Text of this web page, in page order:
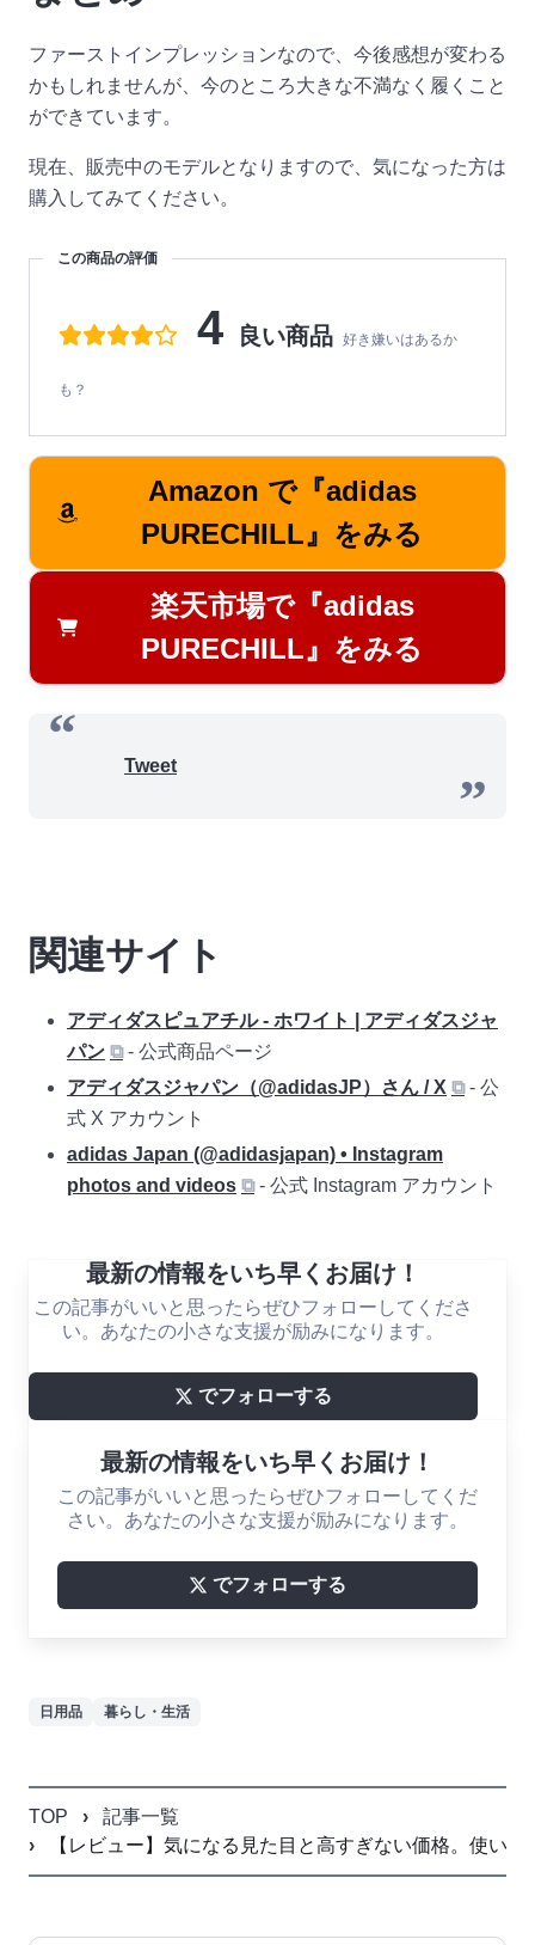
ファーストインプレッションなので、今後感想が変わる
かもしれませんが、今のところ大きな不満なく履くこと
ができています。
現在、販売中のモデルとなりますので、気になった方は
購入してみてください。
この商品の評価
4 良い商品 好き嫌いはあるか
も？
Amazon で『adidas
PURECHILL』をみる
楽天市場で『adidas
PURECHILL』をみる
Tweet
関連サイト
アディダスピュアチル - ホワイト | アディダスジャ
パン ⧉- 公式商品ページ
アディダスジャパン（@adidasJP）さん / X ⧉- 公
式 X アカウント
adidas Japan (@adidasjapan) • Instagram
photos and videos ⧉- 公式 Instagram アカウント
最新の情報をいち早くお届け！
この記事がいいと思ったらぜひフォローしてくださ
い。あなたの小さな支援が励みになります。
でフォローする
最新の情報をいち早くお届け！
この記事がいいと思ったらぜひフォローしてくだ
さい。あなたの小さな支援が励みになります。
でフォローする
日用品 暮らし・生活
TOP
記事一覧
【レビュー】気になる見た目と高すぎない価格。使い